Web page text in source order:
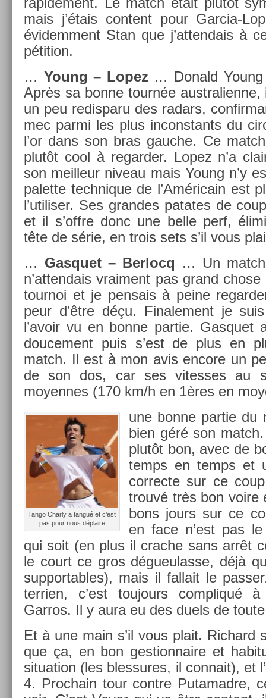
mais j’étais con­tent pour Garcia-
évidem­ment Stan que j’at­tendais à
péti­tion.
… Young – Lopez… Donald Young
Après sa bonne tournée
un peu re­dis­paru des radars,
mec parmi les plus in­constants du
l’or dans son bras gauc­he. Ce
plutôt cool à re­gard­er. Lopez n’a
son meil­leur niveau mais Young n’y
palet­te tech­nique de l’Américain est
l’utilis­er. Ses gran­des patates de
et il s’offre donc une belle perf,
tête de série, en trois sets s’il vous
… Gas­quet – Be­rlocq … Un
n’at­tendais vrai­ment pas grand
tour­noi et je pen­sais à peine
peur d’être déçu. Fin­ale­ment je
l’avoir vu en bonne par­tie. Gas­quet
douce­ment puis s’est de plus en
match. Il est à mon avis en­core un
de son dos, car ses vites­ses au
moyen­nes (170 km/h en 1ères en
Tango Char­ly a tangué et c’est
pas pour nous déplaire
une bonne par­tie du
bien géré son
plutôt bon, avec de
temps en temps et
cor­rec­te sur ce
trouvé très bon voire
bons jours sur ce
en face n’est pas
qui soit (en plus il crac­he sans arrêt
le court ce gros dégueulas­se, déjà
sup­port­ables), mais il fal­lait le
ter­ri­en, c’est toujours com­pliqué
Garros. Il y aura eu des duels de
Et à une main s’il vous plait. Ric­hard
que ça, en bon ges­tion­naire et
situa­tion (les bles­sures, il con­nait), et
4. Pro­chain tour con­tre Putamad­re,